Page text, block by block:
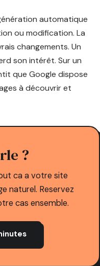
automatique
ou modification. La
changements. Un
son intérêt. Sur un
que Google dispose
à découvrir et
?
ca a votre site
naturel. Reservez
cas ensemble.